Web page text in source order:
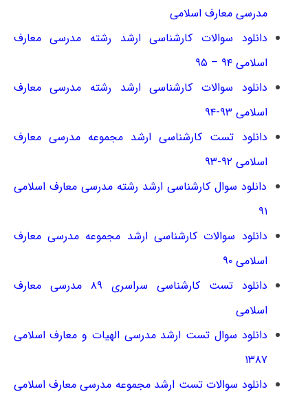
مدرسی معارف اسلامی
دانلود سوالات کارشناسی ارشد رشته مدرسی معارف
اسلامی ۹۴ – ۹۵
دانلود سوالات کارشناسی ارشد رشته مدرسی معارف
اسلامی ۹۳-۹۴
دانلود تست کارشناسی ارشد مجموعه مدرسی معارف
اسلامی ۹۲-۹۳
دانلود سوال کارشناسی ارشد رشته مدرسی معارف اسلامی
۹۱
دانلود سوالات کارشناسی ارشد مجموعه مدرسی معارف
اسلامی ۹۰
دانلود تست کارشناسی سراسری ۸۹ مدرسی معارف
اسلامی
دانلود سوال تست ارشد مدرسی الهیات و معارف اسلامی
۱۳۸۷
دانلود سوالات تست ارشد مجموعه مدرسی معارف اسلامی